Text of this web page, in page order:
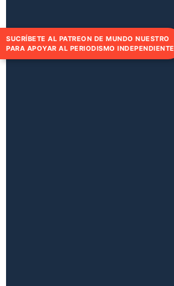
SUCRÍBETE AL PATREON DE MUNDO NUESTRO
PARA APOYAR AL PERIODISMO INDEPENDIENTE